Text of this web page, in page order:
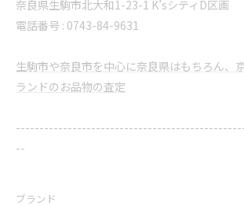
奈良県生駒市北大和1-23-1 K’sシティD区画
電話番号 : 0743-84-9631
生駒市や奈良市を中心に奈良県はもちろん、
ランドのお品物の査定
--
ブランド